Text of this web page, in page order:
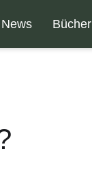
News Bücher